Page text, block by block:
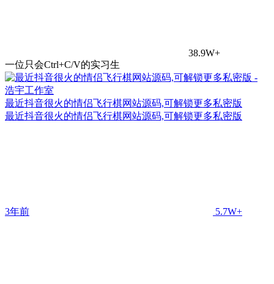
38.9W+
一位只会Ctrl+C/V的实习生
最近抖音很火的情侣飞行棋网站源码,可解锁更多私密版
最近抖音很火的情侣飞行棋网站源码,可解锁更多私密版
3年前 5.7W+